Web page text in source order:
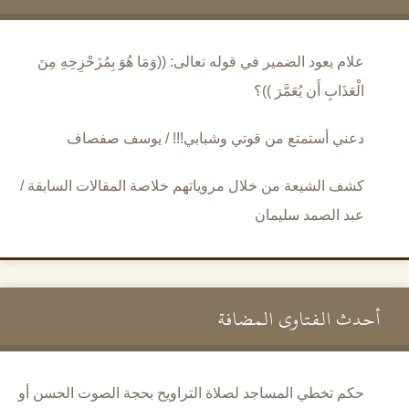
علام يعود الضمير في قوله تعالى: ((وَمَا هُوَ بِمُزَحْزِحِهِ مِنَ
الْعَذَابِ أَن يُعَمَّرَ ))؟
دعني أستمتع من قوتي وشبابي!!! / يوسف صفصاف
كشف الشيعة من خلال مروياتهم خلاصة المقالات السابقة /
عبد الصمد سليمان
أحدث الفتاوى المضافة
حكم تخطي المساجد لصلاة التراويح بحجة الصوت الحسن أو